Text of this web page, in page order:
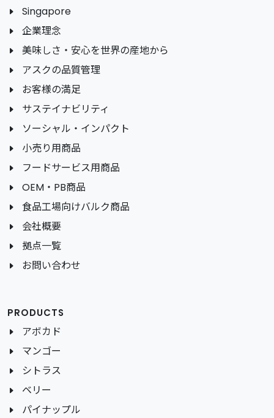
Singapore
企業理念
美味しさ・安心を世界の産地から
アスクの品質管理
お客様の満足
サステイナビリティ
ソーシャル・インパクト
小売り用商品
フードサービス用商品
OEM・PB商品
食品工場向けバルク商品
会社概要
拠点一覧
お問い合わせ
PRODUCTS
アボカド
マンゴー
シトラス
ベリー
パイナップル